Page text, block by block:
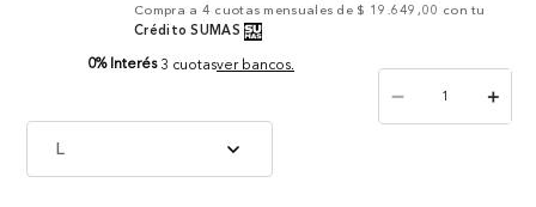
Compra a 4 cuotas mensuales de $ 19.649,00 con tu
Crédito SUMAS
0% Interés 3 cuotasver bancos.
L
＋
－